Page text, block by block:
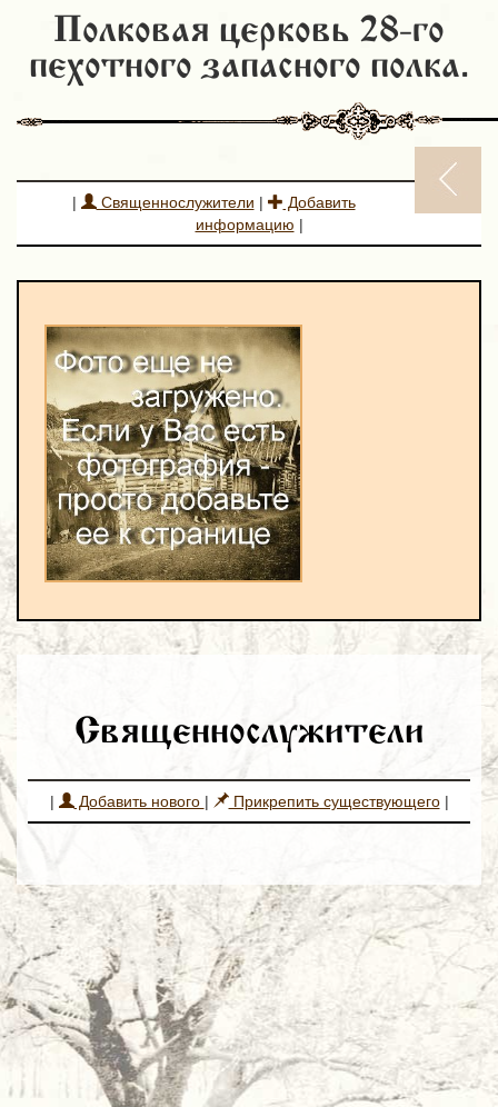
Полковая церковь 28-го
пехотного запасного полка.
| Священнослужители |
Добавить
информацию |
Священнослужители
| Добавить нового | Прикрепить существующего|